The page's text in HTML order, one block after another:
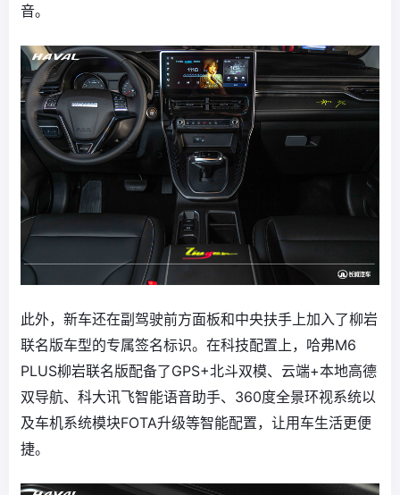
音。
此外，新车还在副驾驶前方面板和中央扶手上加入了柳岩
联名版车型的专属签名标识。在科技配置上，哈弗M6
PLUS柳岩联名版配备了GPS+北斗双模、云端+本地高德
双导航、科大讯飞智能语音助手、360度全景环视系统以
及车机系统模块FOTA升级等智能配置，让用车生活更便
捷。